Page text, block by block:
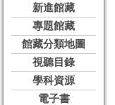
新進館藏
專題館藏
館藏分類地圖
視聽目錄
學科資源
電子書